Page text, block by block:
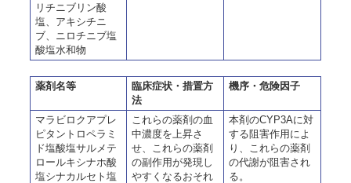
リチニブリン酸
塩、アキシチニ
ブ、ニロチニブ塩
酸塩水和物
薬剤名等
臨床症状・措置方
法
機序・危険因子
マラビロクアプレ
ピタントロペラミ
ド塩酸塩サルメテ
ロールキシナホ酸
塩シナカルセト塩
これらの薬剤の血
中濃度を上昇さ
せ、これらの薬剤
の副作用が発現し
やすくなるおそれ
本剤のCYP3Aに対
する阻害作用によ
り、これらの薬剤
の代謝が阻害され
る。